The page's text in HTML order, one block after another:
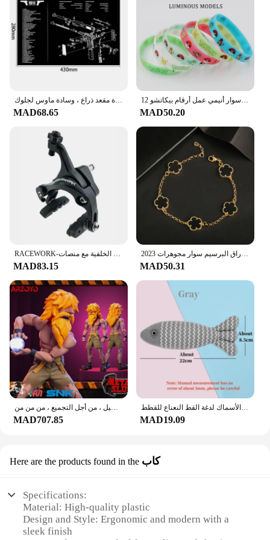
energy-efficient LED lighting technology ensures
that it's not only effective but also environmentally
friendly. The adjustable brightness levels and the
protective case make this erelectric eye curul a
practical and versatile addition to any reading
MAD68.65 MAD50.20
MAD83.15 MAD50.31
MAD707.85
الأسنان طحن النعناع البري اللعب مضحك التفاعلية أفخم القط لعبة الحيوانات الأليفة هريرة مضغ لعبة صوتية الأسماك لدغة القط النعناع للقطط
MAD19.09
Here are the products found in the كاب
Specifications:
Material: High-quality plastic
Design and Style: Ergonomic and modern with a
sleek finish